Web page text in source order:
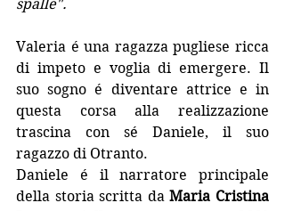
spalle".
Valeria é una ragazza pugliese ricca
di impeto e voglia di emergere. Il
suo sogno é diventare attrice e in
questa corsa alla realizzazione
trascina con sé Daniele, il suo
ragazzo di Otranto.
Daniele é il narratore principale
della storia scritta da Maria Cristina